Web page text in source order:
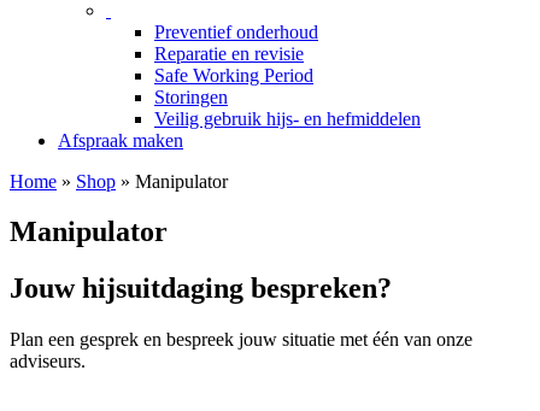
Preventief onderhoud
Reparatie en revisie
Safe Working Period
Storingen
Veilig gebruik hijs- en hefmiddelen
Afspraak maken
Home » Shop » Manipulator
Manipulator
Jouw hijsuitdaging bespreken?
Plan een gesprek en bespreek jouw situatie met één van onze
adviseurs.